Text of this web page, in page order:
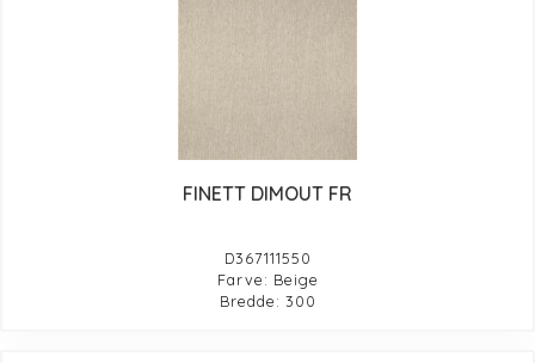
FINETT DIMOUT FR
D367111550
Farve: Beige
Bredde: 300